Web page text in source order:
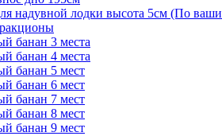
надувной лодки высота 5см (По
банан 3 места
банан 4 места
банан 5 мест
банан 6 мест
банан 7 мест
банан 8 мест
банан 9 мест